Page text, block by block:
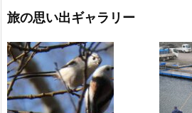
旅の思い出ギャラリー